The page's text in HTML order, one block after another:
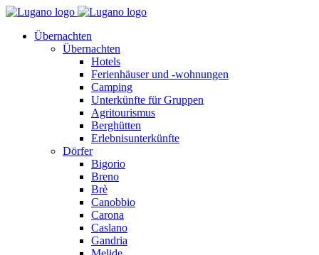
Übernachten
Übernachten
Hotels
Ferienhäuser und -wohnungen
Camping
Unterkünfte für Gruppen
Agritourismus
Berghütten
Erlebnisunterkünfte
Dörfer
Bigorio
Breno
Brè
Canobbio
Carona
Caslano
Gandria